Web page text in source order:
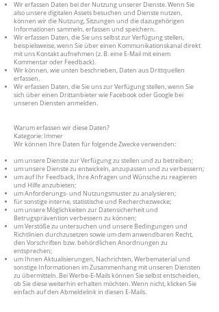
Wir erfassen Daten bei der Nutzung unserer Dienste. Wenn Sie
also unsere digitalen Assets besuchen und Dienste nutzen,
können wir die Nutzung, Sitzungen und die dazugehörigen
Informationen sammeln, erfassen und speichern.
Wir erfassen Daten, die Sie uns selbst zur Verfügung stellen,
beispielsweise, wenn Sie über einen Kommunikationskanal direkt
mit uns Kontakt aufnehmen (z. B. eine E-Mail mit einem
Kommentar oder Feedback).
Wir können, wie unten beschrieben, Daten aus Drittquellen
erfassen.
Wir erfassen Daten, die Sie uns zur Verfügung stellen, wenn Sie
sich über einen Drittanbieter wie Facebook oder Google bei
unseren Diensten anmelden.
Warum erfassen wir diese Daten?
Kategorie: Immer
Wir können Ihre Daten für folgende Zwecke verwenden:
um unsere Dienste zur Verfügung zu stellen und zu betreiben;
um unsere Dienste zu entwickeln, anzupassen und zu verbessern;
um auf Ihr Feedback, Ihre Anfragen und Wünsche zu reagieren
und Hilfe anzubieten;
um Anforderungs- und Nutzungsmuster zu analysieren;
für sonstige interne, statistische und Recherchezwecke;
um unsere Möglichkeiten zur Datensicherheit und
Betrugsprävention verbessern zu können;
um Verstöße zu untersuchen und unsere Bedingungen und
Richtlinien durchzusetzen sowie um dem anwendbaren Recht,
den Vorschriften bzw. behördlichen Anordnungen zu
entsprechen;
um Ihnen Aktualisierungen, Nachrichten, Werbematerial und
sonstige Informationen im Zusammenhang mit unseren Diensten
zu übermitteln. Bei Werbe-E-Mails können Sie selbst entscheiden,
ob Sie diese weiterhin erhalten möchten. Wenn nicht, klicken Sie
einfach auf den Abmeldelink in diesen E-Mails.